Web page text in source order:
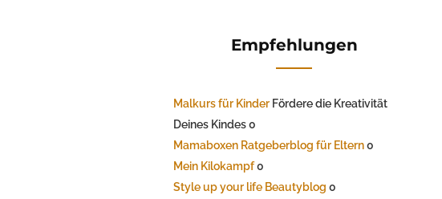
Empfehlungen
Malkurs für Kinder Fördere die Kreativität
Deines Kindes 0
Mamaboxen Ratgeberblog für Eltern0
Mein Kilokampf0
Style up your life Beautyblog 0